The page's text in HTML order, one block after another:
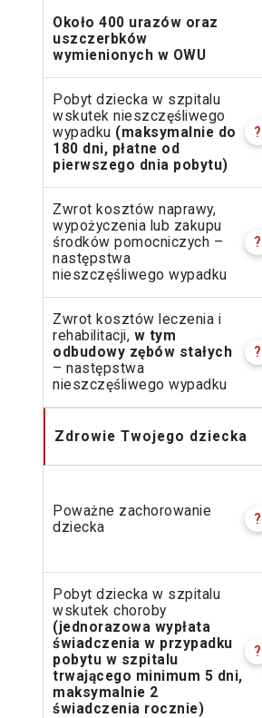
Około 400 urazów oraz
uszczerbków
wymienionych w OWU
Pobyt dziecka w szpitalu
wskutek nieszczęśliwego
wypadku (maksymalnie do
180 dni, płatne od
pierwszego dnia pobytu)
?
Zwrot kosztów naprawy,
wypożyczenia lub zakupu
środków pomocniczych –
następstwa
nieszczęśliwego wypadku
?
Zwrot kosztów leczenia i
rehabilitacji, w tym
odbudowy zębów stałych
– następstwa
nieszczęśliwego wypadku
?
Zdrowie Twojego dziecka
Poważne zachorowanie
dziecka
?
Pobyt dziecka w szpitalu
wskutek choroby
(jednorazowa wypłata
świadczenia w przypadku
pobytu w szpitalu
trwającego minimum 5 dni,
maksymalnie 2
świadczenia rocznie)
?